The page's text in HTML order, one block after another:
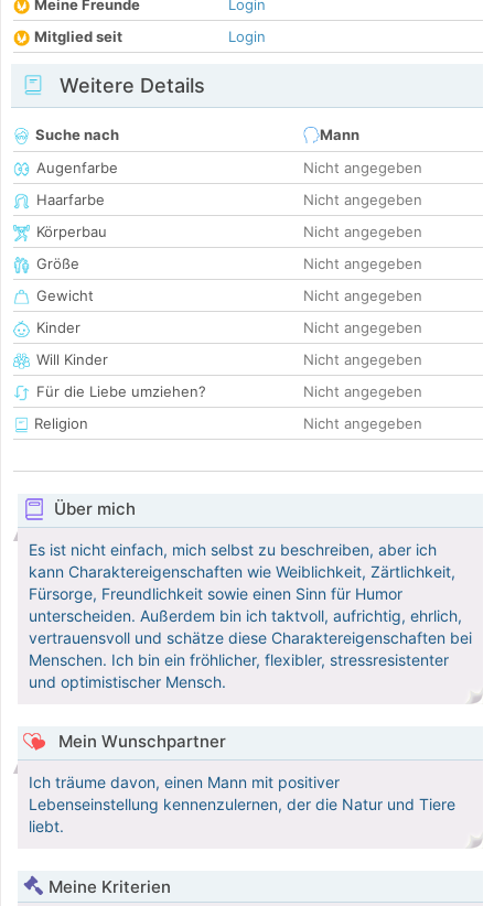
Meine Freunde
Login
Mitglied seit
Login
Weitere Details
Suche nach
Mann
Augenfarbe
Nicht angegeben
Haarfarbe
Nicht angegeben
Körperbau
Nicht angegeben
Größe
Nicht angegeben
Gewicht
Nicht angegeben
Kinder
Nicht angegeben
Will Kinder
Nicht angegeben
Für die Liebe umziehen?
Nicht angegeben
Religion
Nicht angegeben
Über mich
Es ist nicht einfach, mich selbst zu beschreiben, aber ich
kann Charaktereigenschaften wie Weiblichkeit, Zärtlichkeit,
Fürsorge, Freundlichkeit sowie einen Sinn für Humor
unterscheiden. Außerdem bin ich taktvoll, aufrichtig, ehrlich,
vertrauensvoll und schätze diese Charaktereigenschaften bei
Menschen. Ich bin ein fröhlicher, flexibler, stressresistenter
und optimistischer Mensch.
Mein Wunschpartner
Ich träume davon, einen Mann mit positiver
Lebenseinstellung kennenzulernen, der die Natur und Tiere
liebt.
Meine Kriterien